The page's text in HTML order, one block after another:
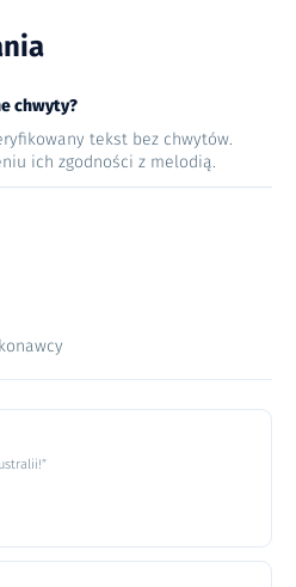
chwyty?
tekst bez chwytów.
ich zgodności z melodią.